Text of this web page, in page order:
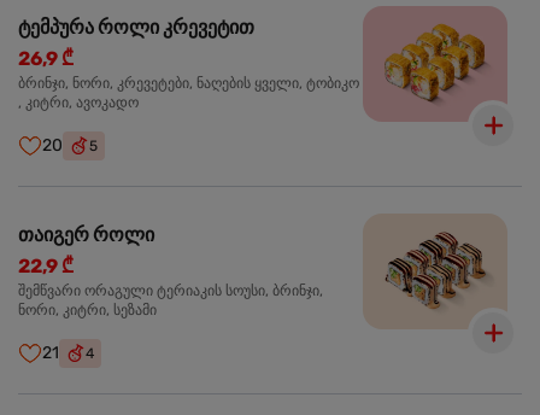
ტემპურა როლი კრევეტით
26,9 ₾
ბრინჯი, ნორი, კრევეტები, ნაღების ყველი, ტობიკო
, კიტრი, ავოკადო
20 5
თაიგერ როლი
22,9 ₾
შემწვარი ორაგული ტერიაკის სოუსი, ბრინჯი,
ნორი, კიტრი, სეზამი
21 4